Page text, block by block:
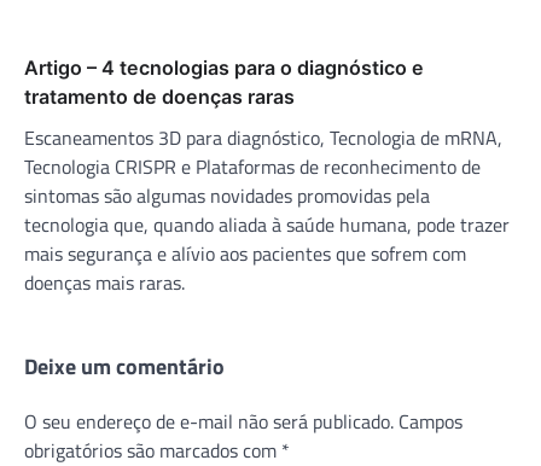
Artigo – 4 tecnologias para o diagnóstico e
tratamento de doenças raras
Escaneamentos 3D para diagnóstico, Tecnologia de mRNA,
Tecnologia CRISPR e Plataformas de reconhecimento de
sintomas são algumas novidades promovidas pela
tecnologia que, quando aliada à saúde humana, pode trazer
mais segurança e alívio aos pacientes que sofrem com
doenças mais raras.
Deixe um comentário
O seu endereço de e-mail não será publicado. Campos
obrigatórios são marcados com *